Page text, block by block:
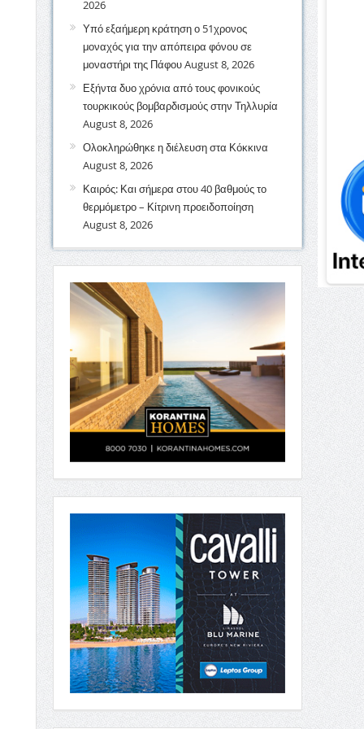
2026
Υπό εξαήμερη κράτηση ο 51χρονος
μοναχός για την απόπειρα φόνου σε
μοναστήρι της ΠάφουAugust 8, 2026
Εξήντα δυο χρόνια από τους φονικούς
τουρκικούς βομβαρδισμούς στην Τηλλυρία
August 8, 2026
Ολοκληρώθηκε η διέλευση στα Κόκκινα
August 8, 2026
Καιρός: Και σήμερα στου 40 βαθμούς το
θερμόμετρο – Κίτρινη προειδοποίηση
August 8, 2026